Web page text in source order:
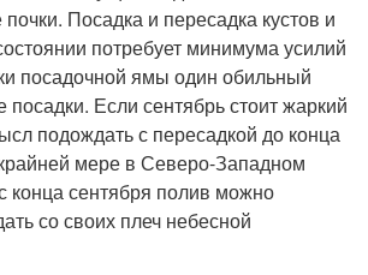
Посадка и пересадка кустов и
потребует минимума усилий
посадочной ямы один обильный
посадки. Если сентябрь стоит жаркий
подождать с пересадкой до конца
мере в Северо-Западном
конца сентября полив можно
со своих плеч небесной